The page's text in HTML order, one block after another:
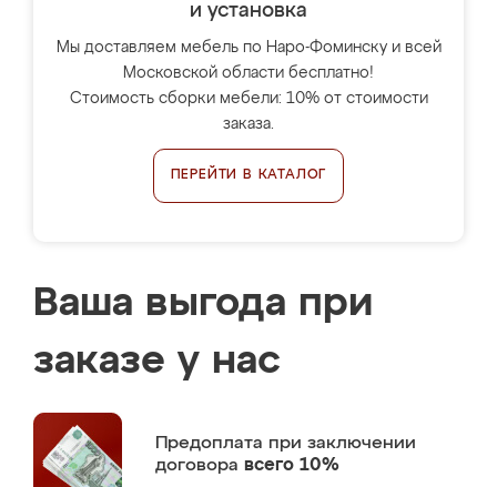
и установка
Мы доставляем мебель по Наро-Фоминску и всей
Московской области бесплатно!
Стоимость сборки мебели: 10% от стоимости
заказа.
ПЕРЕЙТИ В КАТАЛОГ
Ваша выгода при
заказе у нас
Предоплата при заключении
договора всего 10%